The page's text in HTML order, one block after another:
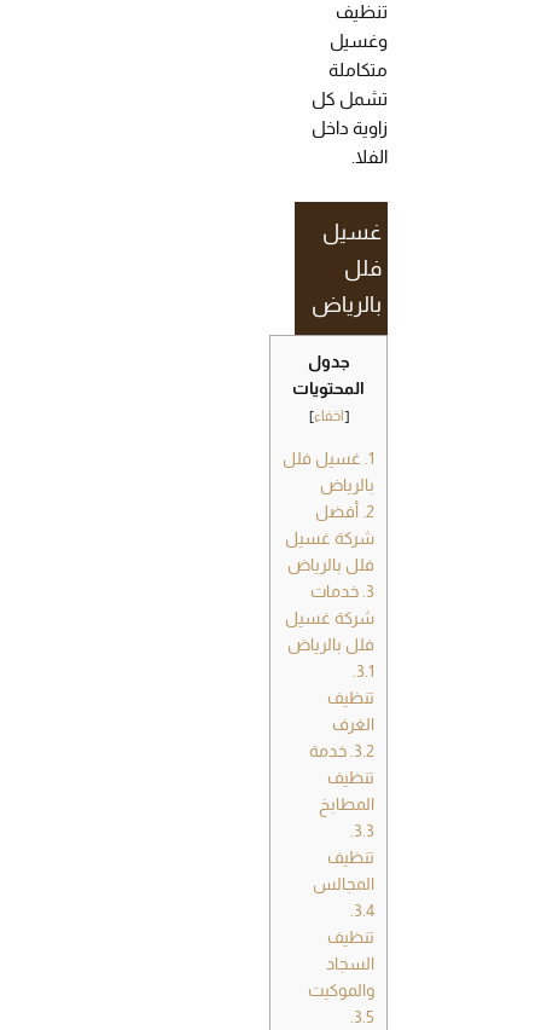
تنظيف
وغسيل
متكاملة
تشمل كل
زاوية داخل
الفلا.
غسيل
فلل
بالرياض
جدول
المحتويات
[ اخفاء]
1. غسيل فلل
بالرياض
2. أفضل
شركة غسيل
فلل بالرياض
3. خدمات
شركة غسيل
فلل بالرياض
3.1.
تنظيف
الغرف
3.2. خدمة
تنظيف
المطابخ
3.3.
تنظيف
المجالس
3.4.
تنظيف
السجاد
والموكيت
3.5.